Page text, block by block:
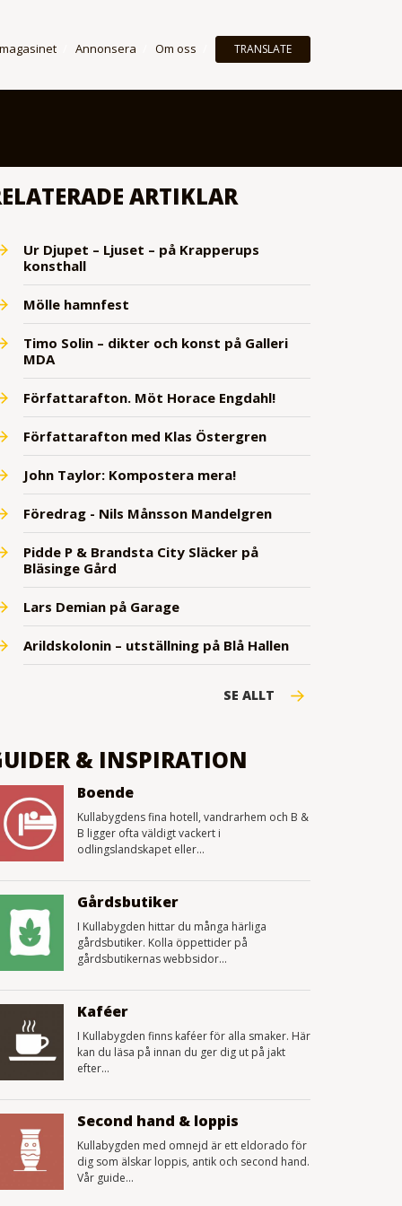
Annonsera Om oss TRANSLATE
ARTIKLAR
Ur Djupet – Ljuset – på Krapperups
konsthall
Mölle hamnfest
Timo Solin – dikter och konst på Galleri
MDA
Författarafton. Möt Horace Engdahl!
Författarafton med Klas Östergren
John Taylor: Kompostera mera!
Föredrag - Nils Månsson Mandelgren
Pidde P & Brandsta City Släcker på
Bläsinge Gård
Lars Demian på Garage
Arildskolonin – utställning på Blå Hallen
SE ALLT
& INSPIRATION
Boende
Kullabygdens fina hotell, vandrarhem och B &
B ligger ofta väldigt vackert i
odlingslandskapet eller...
Gårdsbutiker
I Kullabygden hittar du många härliga
gårdsbutiker. Kolla öppettider på
gårdsbutikernas webbsidor...
Kaféer
I Kullabygden finns kaféer för alla smaker. Här
kan du läsa på innan du ger dig ut på jakt
efter...
Second hand & loppis
Kullabygden med omnejd är ett eldorado för
dig som älskar loppis, antik och second hand.
Vår guide...